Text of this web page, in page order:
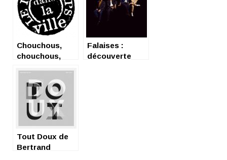
Chouchous,
chouchous,
chouchous !
Falaises :
découverte
Tout Doux de
Bertrand